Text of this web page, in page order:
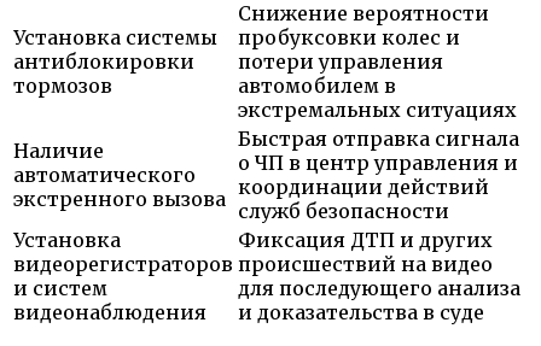
Установка системы
антиблокировки
тормозов
Снижение вероятности
пробуксовки колес и
потери управления
автомобилем в
экстремальных ситуациях
Наличие
автоматического
экстренного вызова
Быстрая отправка сигнала
о ЧП в центр управления и
координации действий
служб безопасности
Установка
видеорегистраторов
и систем
видеонаблюдения
Фиксация ДТП и других
происшествий на видео
для последующего анализа
и доказательства в суде